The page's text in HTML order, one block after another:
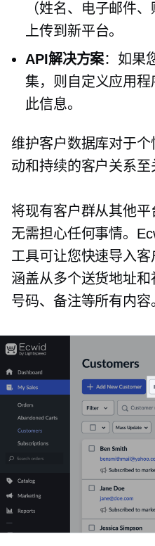
（姓名、电子邮件
上传到新平台。
API解决方案：如果
集，则自定义应用
此信息。
维护客户数据库对于
动和持续的客户关系至
将现有客户群从其他
无需担心任何事情。
工具可让您快速导入
涵盖从多个送货地址
号码、备注等所有内容